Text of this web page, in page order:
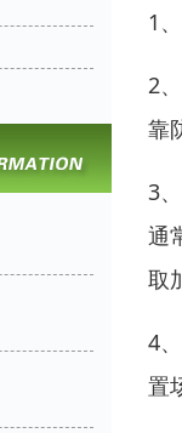
1
2
靠
3
通
取
4
置